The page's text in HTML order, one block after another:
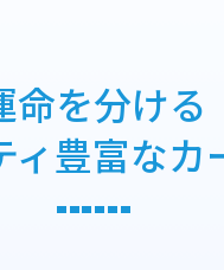
命を分ける
ィ豊富なカ